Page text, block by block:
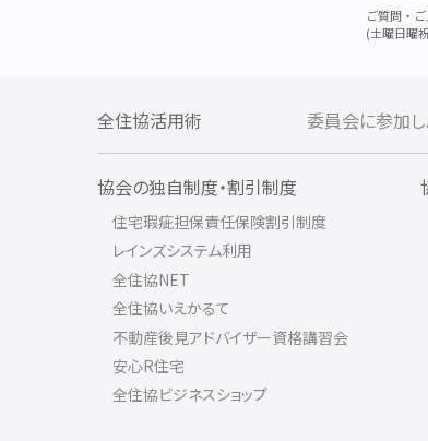
ご質問・
(土曜日曜
全住協活用術 委員会に参加し
協会の独自制度・割引制度
住宅瑕疵担保責任保険割引制度
レインズシステム利用
全住協NET
全住協いえかるて
不動産後見アドバイザー資格講習会
安心R住宅
全住協ビジネスショップ